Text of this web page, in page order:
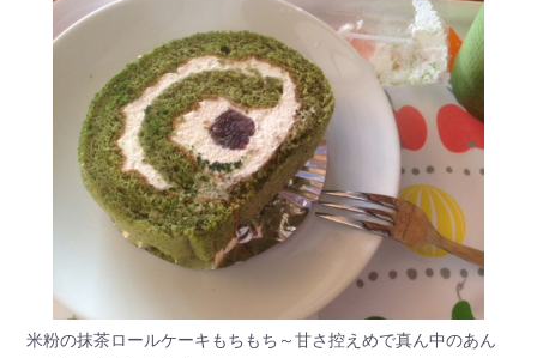
米粉の抹茶ロールケーキもちもち～甘さ控えめで真ん中のあん